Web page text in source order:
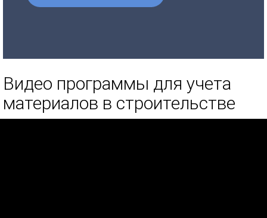
Видео программы для учета
материалов в строительстве